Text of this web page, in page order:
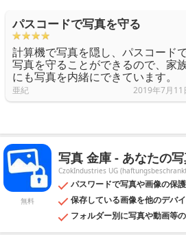
パスコードで写真を守る
計算機で写真を隠し、パスコード
写真を守ることができるので、家
にも写真を内緒にできています。
亜紀 2019年7月11
無料
写真 金庫 - あなたの
CzokIndustries UG
パスワードで写真や画像の保
保存している画像を他のデバ
フォルダー別に写真や動画等